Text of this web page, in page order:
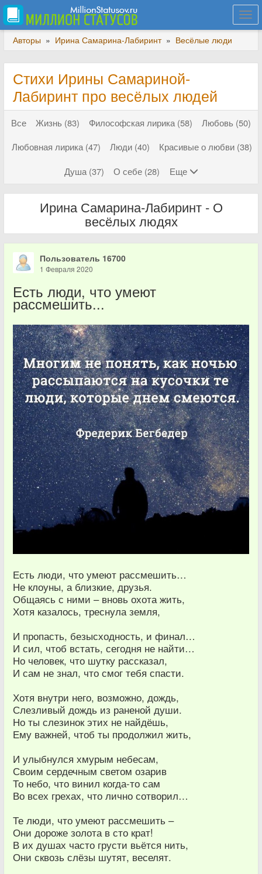
Авторы » Ирина Самарина-Лабиринт » Весёлые люди
Стихи Ирины Самариной-
Лабиринт про весёлых людей
Все Жизнь (83) Философская лирика (58)
Любовь (50)
Любовная лирика (47)
Люди (40)
Красивые о любви (38)
Душа (37)
О себе (28) Еще
Ирина Самарина-Лабиринт - О
весёлых людях
Пользователь 16700
1 Февраля 2020
Есть люди, что умеют
рассмешить...
Есть люди, что умеют рассмешить…
Не клоуны, а близкие, друзья.
Общаясь с ними – вновь охота жить,
Хотя казалось, треснула земля,
И пропасть, безысходность, и финал…
И сил, чтоб встать, сегодня не найти…
Но человек, что шутку рассказал,
И сам не знал, что смог тебя спасти.
Хотя внутри него, возможно, дождь,
Слезливый дождь из раненой души.
Но ты слезинок этих не найдёшь,
Ему важней, чтоб ты продолжил жить,
И улыбнулся хмурым небесам,
Своим сердечным светом озарив
То небо, что винил когда-то сам
Во всех грехах, что лично сотворил…
Те люди, что умеют рассмешить –
Они дороже золота в сто крат!
В их душах часто грусти вьётся нить,
Они сквозь слёзы шутят, веселят.